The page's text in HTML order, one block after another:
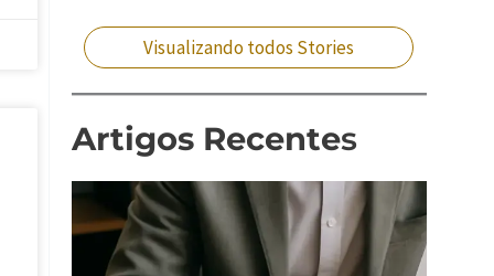
Visualizando todos Stories
Artigos Recentes